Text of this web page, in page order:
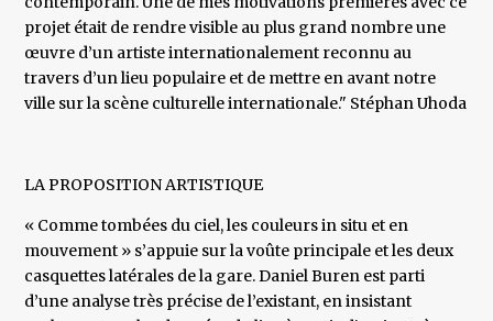
projet était de rendre visible au plus grand nombre une
œuvre d’un artiste internationalement reconnu au
travers d’un lieu populaire et de mettre en avant notre
ville sur la scène culturelle internationale." Stéphan Uhoda
LA PROPOSITION ARTISTIQUE
« Comme tombées du ciel, les couleurs in situ et en
mouvement » s’appuie sur la voûte principale et les deux
casquettes latérales de la gare. Daniel Buren est parti
d’une analyse très précise de l’existant, en insistant